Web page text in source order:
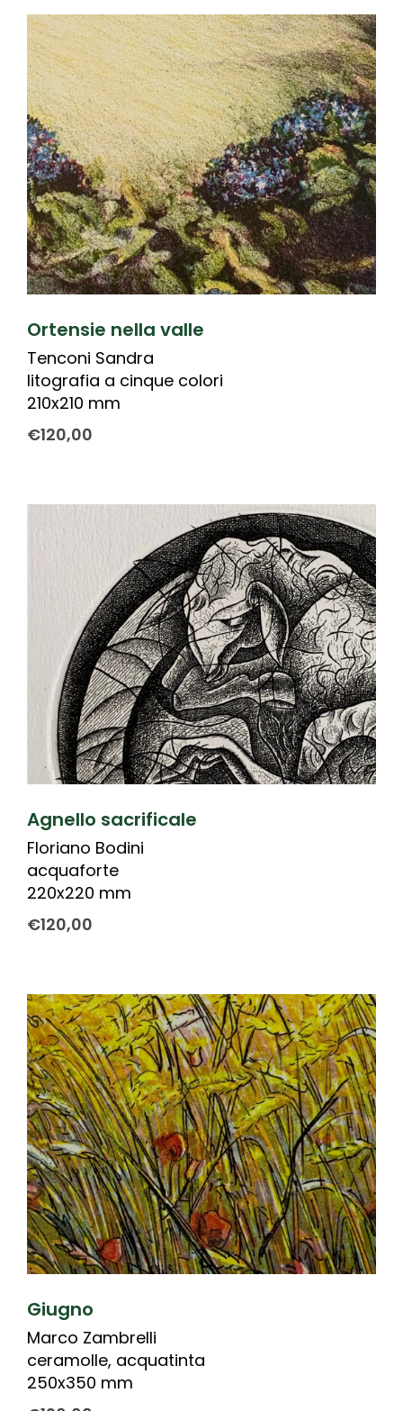
Ortensie nella valle
Tenconi Sandra
litografia a cinque colori
210x210 mm
€120,00
Agnello sacrificale
Floriano Bodini
acquaforte
220x220 mm
€120,00
Giugno
Marco Zambrelli
ceramolle, acquatinta
250x350 mm